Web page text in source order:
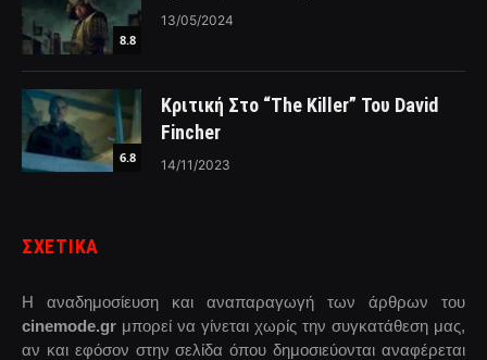
8.8
13/05/2024
6.8
Κριτική Στο “The Killer” Του David
Fincher
14/11/2023
ΣΧΕΤΙΚΑ
Η αναδημοσίευση και αναπαραγωγή των άρθρων του
cinemode.gr μπορεί να γίνεται χωρίς την συγκατάθεση μας,
αν και εφόσον στην σελίδα όπου δημοσιεύονται αναφέρεται